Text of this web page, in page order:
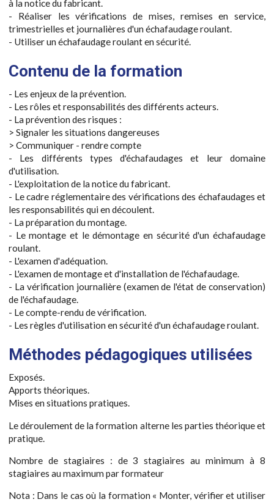
à la notice du fabricant.
- Réaliser les vérifications de mises, remises en service,
trimestrielles et journalières d'un échafaudage roulant.
- Utiliser un échafaudage roulant en sécurité.
Contenu de la formation
- Les enjeux de la prévention.
- Les rôles et responsabilités des différents acteurs.
- La prévention des risques :
> Signaler les situations dangereuses
> Communiquer - rendre compte
- Les différents types d'échafaudages et leur domaine
d'utilisation.
- L'exploitation de la notice du fabricant.
- Le cadre réglementaire des vérifications des échafaudages et
les responsabilités qui en découlent.
- La préparation du montage.
- Le montage et le démontage en sécurité d'un échafaudage
roulant.
- L'examen d'adéquation.
- L'examen de montage et d'installation de l'échafaudage.
- La vérification journalière (examen de l'état de conservation)
de l'échafaudage.
- Le compte-rendu de vérification.
- Les règles d'utilisation en sécurité d'un échafaudage roulant.
Méthodes pédagogiques utilisées
Exposés.
Apports théoriques.
Mises en situations pratiques.
Le déroulement de la formation alterne les parties théorique et
pratique.
Nombre de stagiaires : de 3 stagiaires au minimum à 8
stagiaires au maximum par formateur
Nota : Dans le cas où la formation « Monter, vérifier et utiliser